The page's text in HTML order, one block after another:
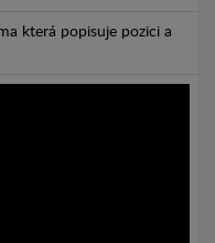
která popisuje pozici a